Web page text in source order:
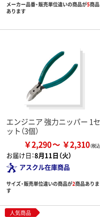
メーカー品番・販売単位違いの商品が5商品
あります
エンジニア 強力ニッパー 1セ
ット（3個）
￥2,290 ￥2,310
お届け日：8月11日（火）
アスクル在庫商品
サイズ・販売単位違いの商品が2商品ありま
す
人気商品